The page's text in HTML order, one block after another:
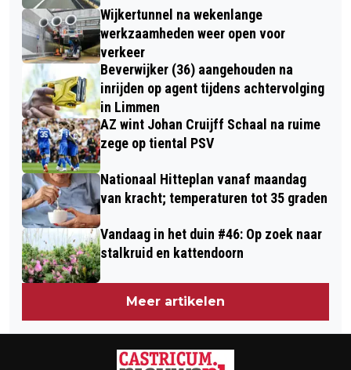
Wijkertunnel na wekenlange
werkzaamheden weer open voor
verkeer
Beverwijker (36) aangehouden na
inrijden op agent tijdens achtervolging
in Limmen
AZ wint Johan Cruijff Schaal na ruime
zege op tiental PSV
Nationaal Hitteplan vanaf maandag
van kracht; temperaturen tot 35 graden
Vandaag in het duin #46: Op zoek naar
stalkruid en kattendoorn
Meer artikelen